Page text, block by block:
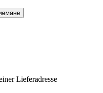
Lieferadresse